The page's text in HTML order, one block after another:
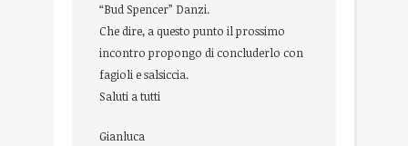
“Bud Spencer” Danzi.
Che dire, a questo punto il prossimo
incontro propongo di concluderlo con
fagioli e salsiccia.
Saluti a tutti
Gianluca